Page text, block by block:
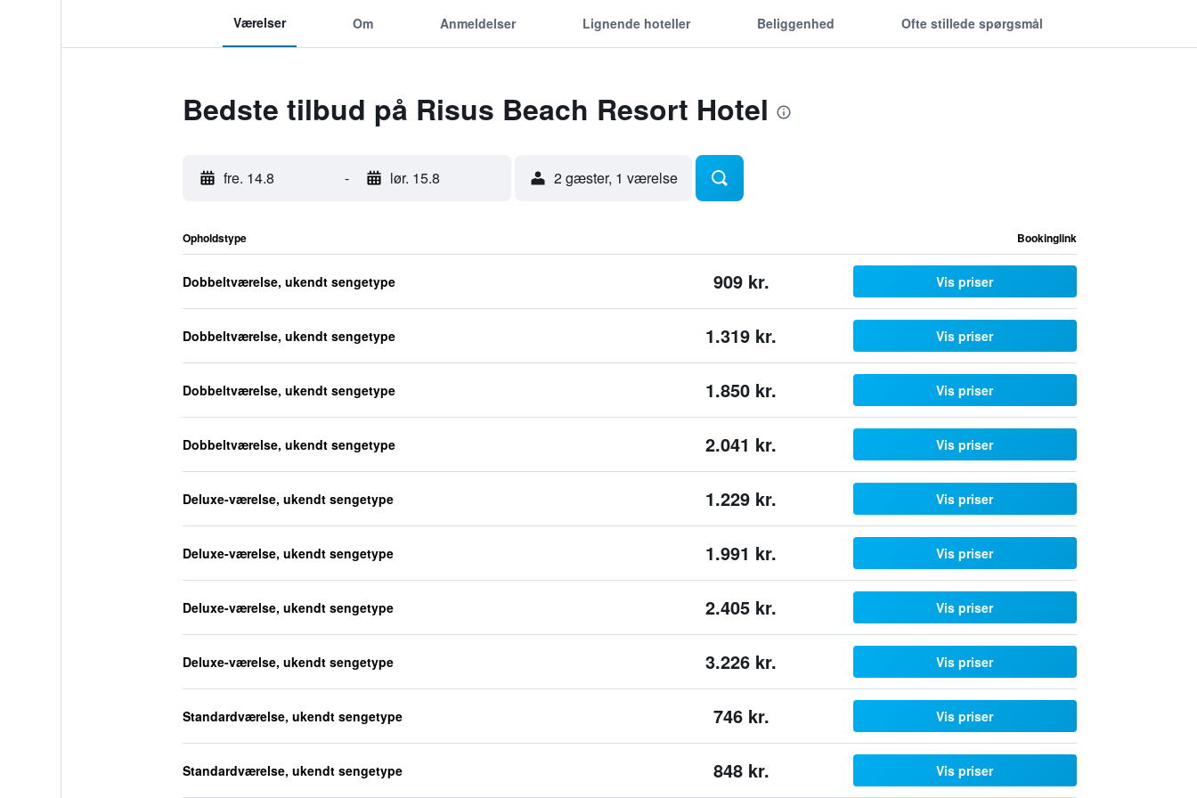
Værelser Om Anmeldelser Lignende hoteller Beliggenhed Ofte stillede spørgsmål
Bedste tilbud på Risus Beach Resort Hotel
fre. 14.8 - lør. 15.8 2 gæster, 1 værelse
Opholdstype Bookinglink
Dobbeltværelse, ukendt sengetype 909 kr. Vis priser
Dobbeltværelse, ukendt sengetype 1.319 kr. Vis priser
Dobbeltværelse, ukendt sengetype 1.850 kr. Vis priser
Dobbeltværelse, ukendt sengetype 2.041 kr. Vis priser
Deluxe-værelse, ukendt sengetype 1.229 kr. Vis priser
Deluxe-værelse, ukendt sengetype 1.991 kr. Vis priser
Deluxe-værelse, ukendt sengetype 2.405 kr. Vis priser
Deluxe-værelse, ukendt sengetype 3.226 kr. Vis priser
Standardværelse, ukendt sengetype 746 kr. Vis priser
Standardværelse, ukendt sengetype 848 kr. Vis priser